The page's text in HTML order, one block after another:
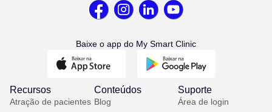
Baixe o app do My Smart Clinic
Recursos
Atração de pacientes
Conteúdos
Blog
Suporte
Área de login